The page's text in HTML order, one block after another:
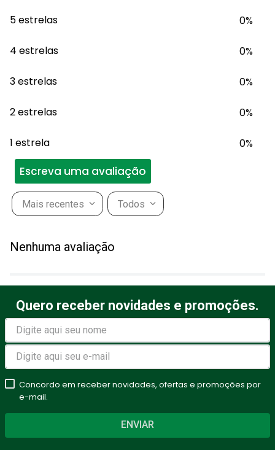
5 estrelas
0%
4 estrelas 0%
3 estrelas 0%
2 estrelas 0%
1 estrela 0%
Escreva uma avaliação
Avalie o produto de 1 a 5
estrelas
★★ ★★★
Seu nome
Endereço de email
Mais recentes Todos
Nenhuma avaliação
Quero receber novidades e promoções.
Concordo em receber novidades, ofertas e promoções por
e-mail.
ENVIAR